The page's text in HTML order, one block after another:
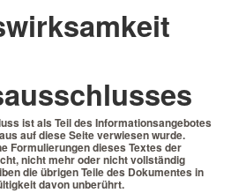
ist als Teil des Informationsangebotes
auf diese Seite verwiesen wurde.
Formulierungen dieses Textes der
nicht mehr oder nicht vollständig
die übrigen Teile des Dokumentes in
davon unberührt.